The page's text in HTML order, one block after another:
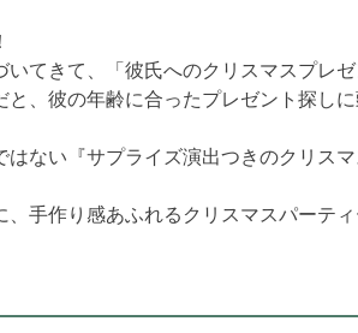
てきて、「彼氏へのクリスマスプレ
、彼の年齢に合ったプレゼント探し
ない『サプライズ演出つきのクリス
手作り感あふれるクリスマスパーテ